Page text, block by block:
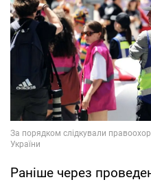
Раніше через